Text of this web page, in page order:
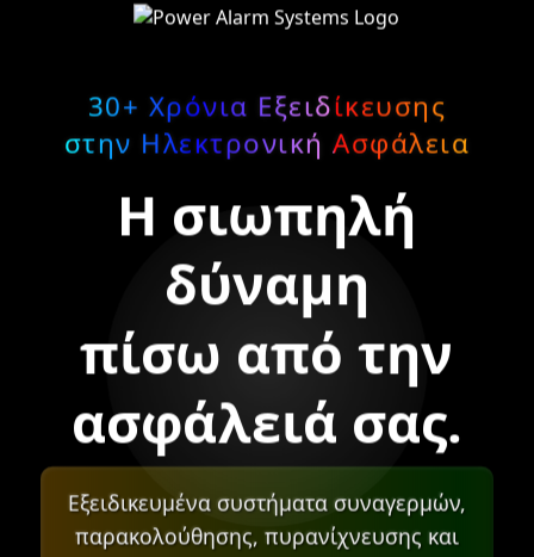
30+ Χρόνια Εξειδίκευσης
στην Ηλεκτρονική Ασφάλεια
Η σιωπηλή
δύναμη
πίσω από την
ασφάλειά σας.
Εξειδικευμένα συστήματα συναγερμών,
παρακολούθησης, πυρανίχνευσης και